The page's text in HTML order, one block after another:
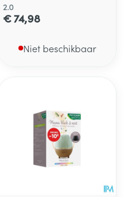
2.0
€ 74,98
Niet beschikbaar